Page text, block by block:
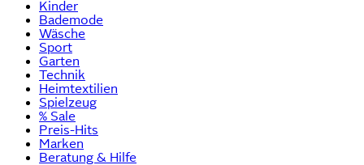
Kinder
Bademode
Wäsche
Sport
Garten
Technik
Heimtextilien
Spielzeug
% Sale
Preis-Hits
Marken
Beratung & Hilfe